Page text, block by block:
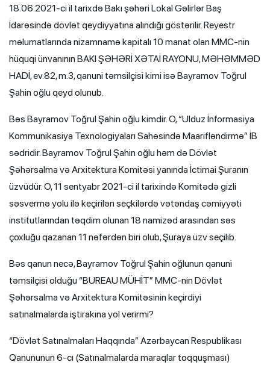
18.06.2021-ci il tarixdə Bakı şəhəri Lokal Gəlirlər Baş
İdarəsində dövlət qeydiyyatına alındığı göstərilir. Reyestr
məlumatlarında nizamnamə kapitalı 10 manat olan MMC-nin
hüquqi ünvanının BAKI ŞƏHƏRİ XƏTAİ RAYONU, MƏHƏMMƏD
HADİ, ev.82, m.3, qanuni təmsilçisi kimi isə Bayramov Toğrul
Şahin oğlu qeyd olunub.
Bəs Bayramov Toğrul Şahin oğlu kimdir. O, “Ulduz İnformasiya
Kommunikasiya Texnologiyaları Sahəsində Maarifləndirmə” İB
sədridir. Bayramov Toğrul Şahin oğlu həm də Dövlət
Şəhərsalma və Arxitektura Komitəsi yanında İctimai Şuranın
üzvüdür. O, 11 sentyabr 2021-ci il tarixində Komitədə gizli
səsvermə yolu ilə keçirilən seçkilərdə vətəndaş cəmiyyəti
institutlarından təqdim olunan 18 namizəd arasından səs
çoxluğu qazanan 11 nəfərdən biri olub, Şuraya üzv seçilib.
Bəs qanun necə, Bayramov Toğrul Şahin oğlunun qanuni
təmsilçisi olduğu “BUREAU MÜHİT” MMC-nin Dövlət
Şəhərsalma və Arxitektura Komitəsinin keçirdiyi
satınalmalarda iştirakına yol verirmi?
“Dövlət Satınalmaları Haqqında” Azərbaycan Respublikası
Qanununun 6-cı (Satınalmalarda maraqlar toqquşması)